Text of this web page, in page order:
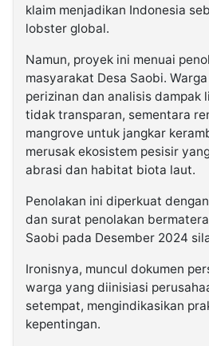
klaim menjadikan Indonesia
lobster global.
Namun, proyek ini menuai
masyarakat Desa Saobi.
perizinan dan analisis dampak
tidak transparan, sementara
mangrove untuk jangkar
merusak ekosistem pesisir
abrasi dan habitat biota laut.
Penolakan ini diperkuat
dan surat penolakan
Saobi pada Desember 2024
Ironisnya, muncul dokumen
warga yang diinisiasi
setempat, mengindikasikan
kepentingan.